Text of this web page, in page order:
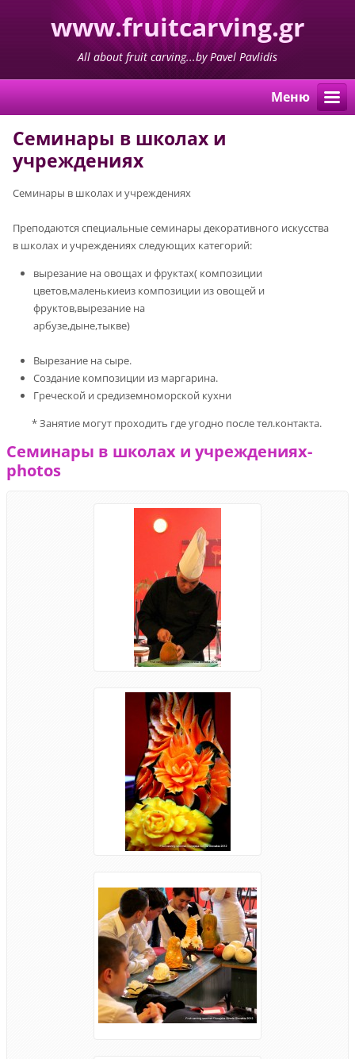
www.fruitcarving.gr
All about fruit carving...by Pavel Pavlidis
Mеню
Семинары в школах и
учреждениях
Семинары в школах и учреждениях
Преподаются специальные семинары декоративного искусства
в школах и учреждениях следующих категорий:
вырезание на овощах и фруктах( композиции
цветов,маленькиеиз композиции из овощей и
фруктов,вырезание на
арбузе,дыне,тыкве)
Вырезание на сыре.
Создание композиции из маргарина.
Греческой и средиземноморской кухни
* Занятие могут проходить где угодно после тел.контакта.
Семинары в школах и учреждениях-
photos